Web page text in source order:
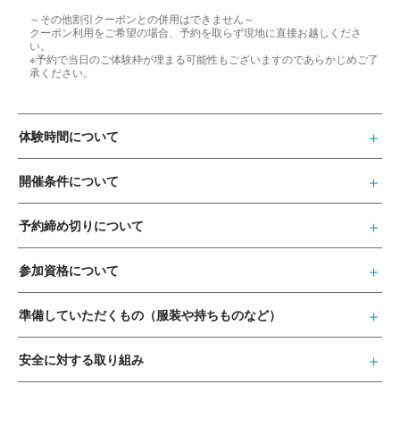
～その他割引クーポンとの併用はできません～
クーポン利用をご希望の場合、予約を取らず現地に直接お越しくださ
い。
※予約で当日のご体験枠が埋まる可能性もございますのであらかじめご了
承ください。
体験時間について
開催条件について
予約締め切りについて
参加資格について
準備していただくもの（服装や持ちものなど）
安全に対する取り組み